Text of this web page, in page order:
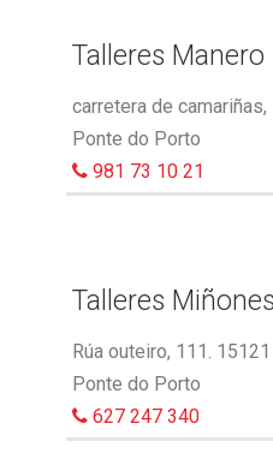
Talleres Manero
carretera de
Ponte do Porto
981 73 10 21
Talleres Miñones
Rúa outeiro, 111.
Ponte do Porto
627 247 340